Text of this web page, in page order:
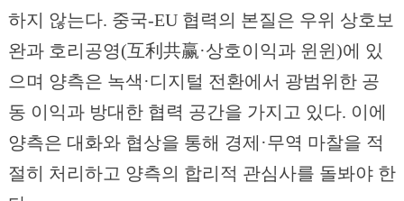
하지 않는다. 중국-EU 협력의 본질은 우위 상호보
완과 호리공영(互利共赢·상호이익과 윈윈)에 있
으며 양측은 녹색·디지털 전환에서 광범위한 공
동 이익과 방대한 협력 공간을 가지고 있다. 이에
양측은 대화와 협상을 통해 경제·무역 마찰을 적
절히 처리하고 양측의 합리적 관심사를 돌봐야 한